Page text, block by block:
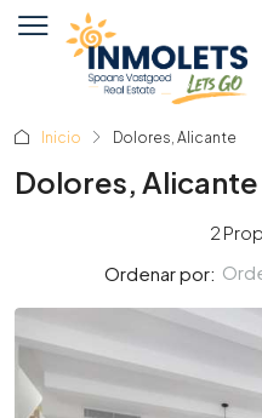
Inicio Dolores, Alicante
Dolores, Alicante
2
Ordenar por: